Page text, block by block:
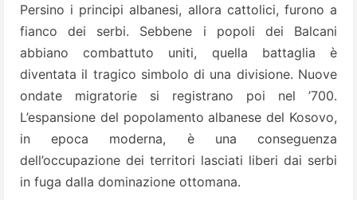
Persino i principi albanesi, allora cattolici, furono a
fianco dei serbi. Sebbene i popoli dei Balcani
abbiano combattuto uniti, quella battaglia è
diventata il tragico simbolo di una divisione. Nuove
ondate migratorie si registrano poi nel ’700.
L’espansione del popolamento albanese del Kosovo,
in epoca moderna, è una conseguenza
dell’occupazione dei territori lasciati liberi dai serbi
in fuga dalla dominazione ottomana.